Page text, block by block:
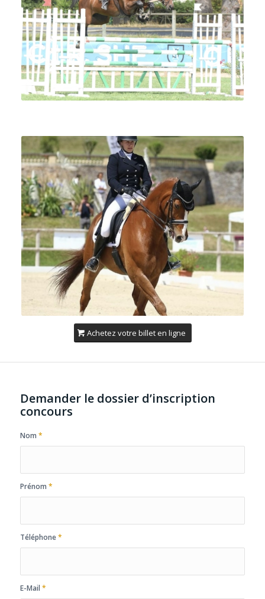
Achetez votre billet en ligne
Demander le dossier d’inscription
concours
Nom *
Prénom *
Téléphone*
E-Mail *